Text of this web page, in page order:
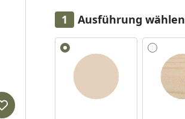
Produkt zur Wunschliste hinzufügen
Ausführung wählen
Alle anzeigen (6)